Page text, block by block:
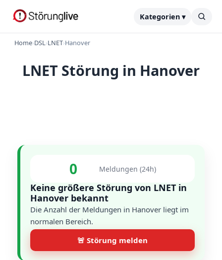
Kategorien ▾
Home›DSL›LNET›Hanover
LNET Störung in Hanover
0 Meldungen (24h)
Keine größere Störung von LNET in
Hanover bekannt
Die Anzahl der Meldungen in Hanover liegt im
normalen Bereich.
🚨 Störung melden